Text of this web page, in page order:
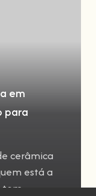
em
para
cerâmica
está a
tem